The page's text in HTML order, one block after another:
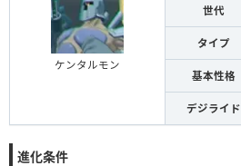
ケンタルモン
世代
タイプ
基本性格
デジライド
進化条件